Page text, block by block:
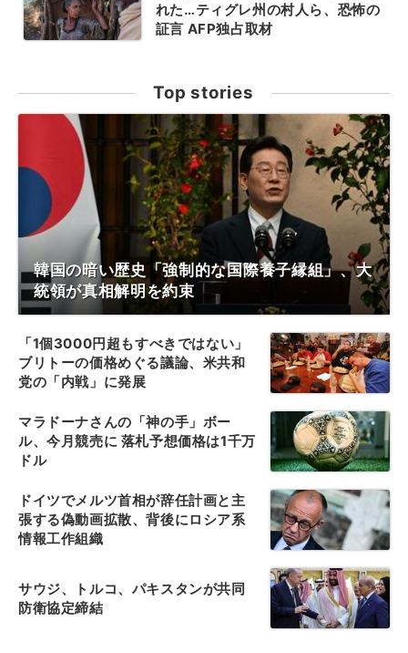
れた…ティグレ州の村人ら、恐怖の
証言 AFP独占取材
Top stories
韓国の暗い歴史「強制的な国際養子縁組」、大
統領が真相解明を約束
「1個3000円超もすべきではない」
ブリトーの価格めぐる議論、米共和
党の「内戦」に発展
マラドーナさんの「神の手」ボー
ル、今月競売に 落札予想価格は1千万
ドル
ドイツでメルツ首相が辞任計画と主
張する偽動画拡散、背後にロシア系
情報工作組織
サウジ、トルコ、パキスタンが共同
防衛協定締結